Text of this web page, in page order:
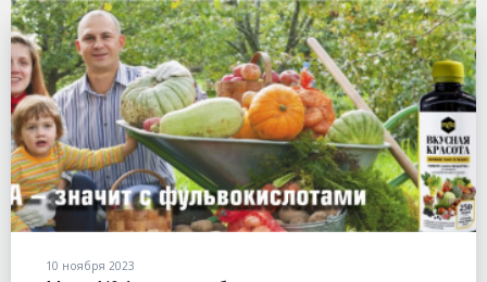
10 ноября 2023